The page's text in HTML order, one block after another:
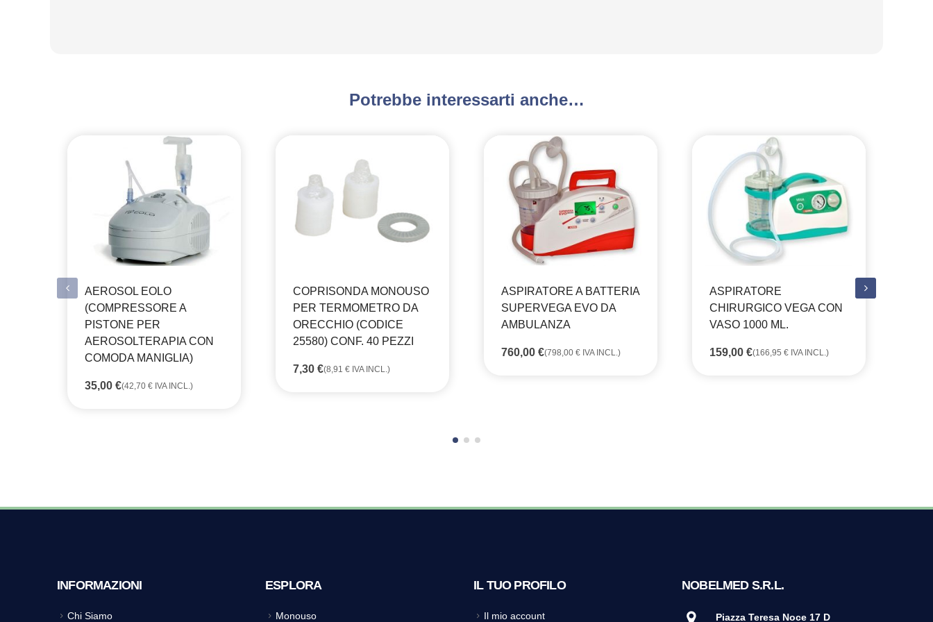
Potrebbe interessarti anche…
AEROSOL EOLO
(COMPRESSORE A
PISTONE PER
AEROSOLTERAPIA CON
COMODA MANIGLIA)
35,00 €(42,70 € IVA INCL.)
COPRISONDA MONOUSO
PER TERMOMETRO DA
ORECCHIO (CODICE
25580) CONF. 40 PEZZI
7,30 €(8,91 € IVA INCL.)
ASPIRATORE A BATTERIA
SUPERVEGA EVO DA
AMBULANZA
760,00 €(798,00 € IVA INCL.)
ASPIRATORE
CHIRURGICO VEGA CON
VASO 1000 ML.
159,00 €(166,95 € IVA INCL.)
INFORMAZIONI
Chi Siamo
ESPLORA
Monouso
IL TUO PROFILO
Il mio account
NOBELMED S.R.L.
Piazza Teresa Noce 17 D